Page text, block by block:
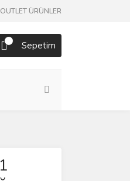
OUTLET ÜRÜNLER
Sepetim